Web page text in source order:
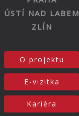
ÚSTÍ NAD LABEM
ZLÍN
O projektu
E-vizitka
Kariéra